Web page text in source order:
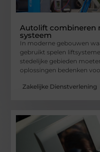
Autolift combineren
systeem
In moderne gebouwen
gebruikt spelen
stedelijke gebieden
oplossingen bedenken
Zakelijke Dienstverlening